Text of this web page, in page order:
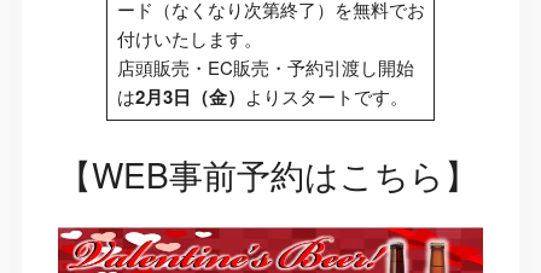
ード（なくなり次第終了）を無料でお
付けいたします。
店頭販売・EC販売・予約引渡し開始
は2月3日（金） よりスタートです。
【WEB事前予約はこちら】